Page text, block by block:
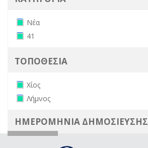
Remove Νέα filter
Νέα
Remove 41 filter
41
ΤΟΠΟΘΕΣΙΑ
Remove Χίος filter
Χίος
Remove Λήμνος filter
Λήμνος
ΗΜΕΡΟΜΗΝΙΑ ΔΗΜΟΣΙΕΥΣΗΣ